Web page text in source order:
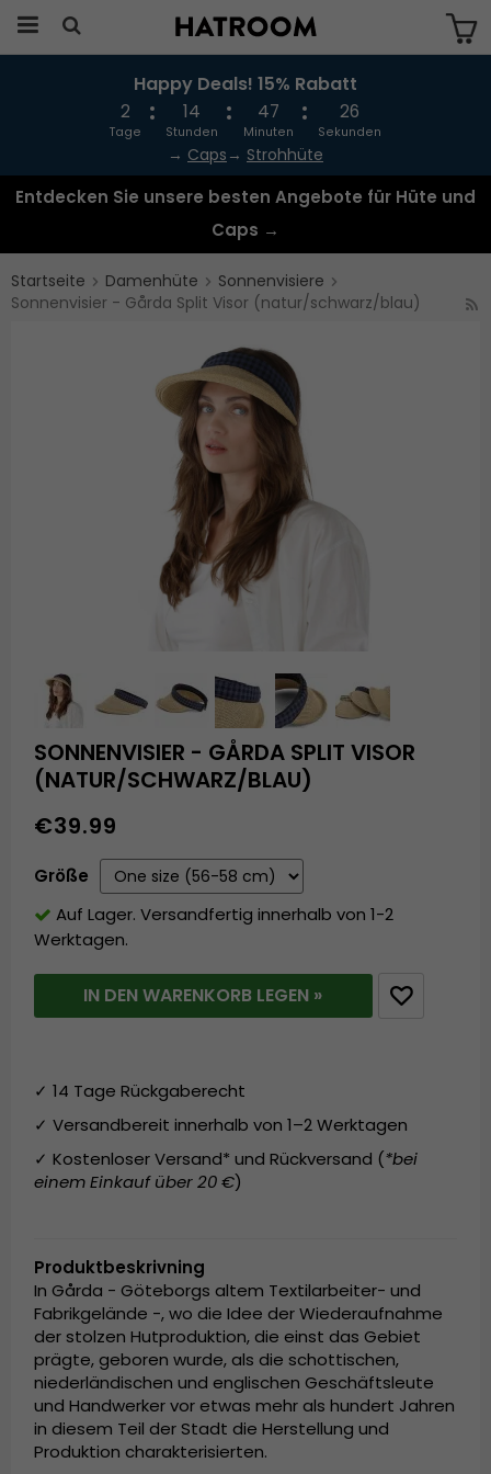
Das Produkt wurde in Ihren Warenkorb
gelegt
Happy Deals! 15% Rabatt
2
Tage
14
Stunden
47
Minuten
26
Sekunden
→ Caps → Strohhüte
Entdecken Sie unsere besten Angebote für Hüte und
Caps →
Startseite Damenhüte
Sonnenvisiere
Sonnenvisier - Gårda Split Visor (natur/schwarz/blau)
SONNENVISIER - GÅRDA SPLIT VISOR
(NATUR/SCHWARZ/BLAU)
€39.99
Größe
Auf Lager. Versandfertig innerhalb von 1-2
Werktagen.
IN DEN WARENKORB LEGEN »
✓ 14 Tage Rückgaberecht
✓ Versandbereit innerhalb von 1–2 Werktagen
✓ Kostenloser Versand* und Rückversand (*bei
einem Einkauf über 20 €)
Produktbeskrivning
In Gårda - Göteborgs altem Textilarbeiter- und
Fabrikgelände -, wo die Idee der Wiederaufnahme
der stolzen Hutproduktion, die einst das Gebiet
prägte, geboren wurde, als die schottischen,
niederländischen und englischen Geschäftsleute
und Handwerker vor etwas mehr als hundert Jahren
in diesem Teil der Stadt die Herstellung und
Produktion charakterisierten.